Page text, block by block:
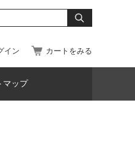
イン カートをみる
マップ